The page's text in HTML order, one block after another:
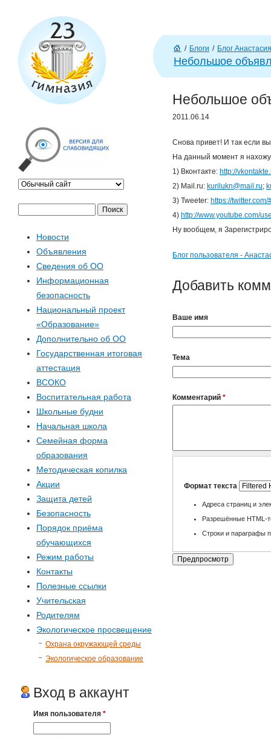
Г
л
н
/ Блоги / Блог
Небольшое
Небольшое
2011.06.14
Снова привет! И так если
На данный момент я
1) Вконтакте: http://
2) Mail.ru: kurilukn@mail.ru;
3) Tweeter: https://
4) http://www.youtube.com/
Ну вообщем, я
Блог пользователя -
Добавить
Ваше имя
Тема
Комментарий *
Формат текста
Адреса страниц и
Разрешённые HTML-
Строки и параграфы
Ф
Новости
Объявления
Сведения об ОО
Информационная
безопасность
Национальный проект
«Образование»
Дополнительно об ОО
Государственная итоговая
аттестация
ВСОКО
Воспитательная работа
Школьные будни
Начальная школа
Семейная форма
образования
Методическая копилка
Акции
Защита детей
Безопасность
Порядок приёма
обучающихся
Режим работы
Контакты
Полезные ссылки
Учительская
Родителям
Экологическое просвещение
Охрана окружающей среды
Экологическое образование
Вход в аккаунт
Имя пользователя *